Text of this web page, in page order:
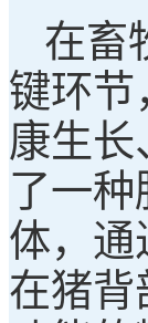
在畜
键环节
康生
了一
体，通
在猪背